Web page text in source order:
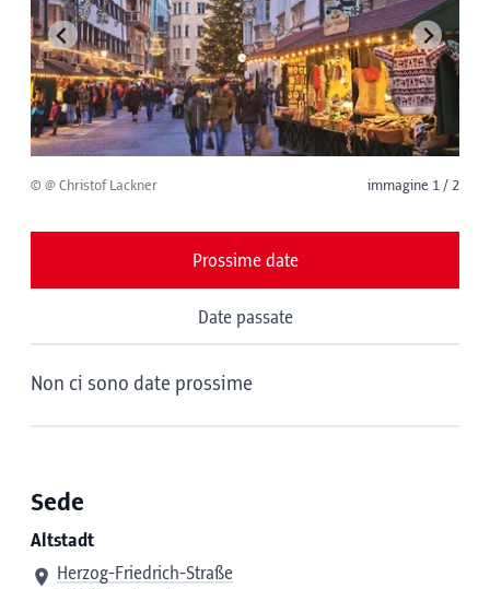
© @ Christof Lackner immagine 1 / 2
Prossime date
Date passate
Non ci sono date prossime
Sede
Altstadt
Herzog-Friedrich-Straße